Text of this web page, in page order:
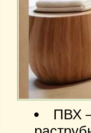
ПВХ